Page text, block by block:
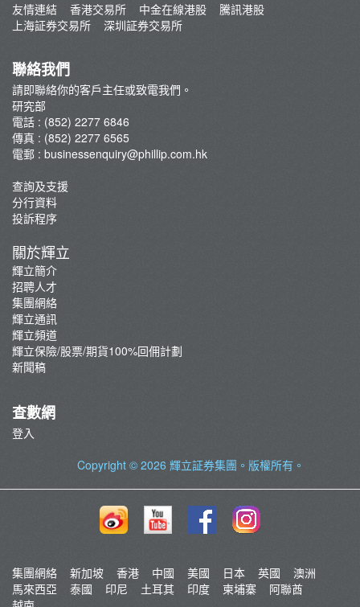
交易員評論
友情連結
香港交易所 中金在線港股
騰訊港股
上海証券交易所
深圳証券交易所
聯絡我們
請即聯絡你的客戶主任或致電我們。
研究部
電話 : (852) 2277 6846
傳真 : (852) 2277 6565
電郵 : businessenquiry@phillip.com.hk
查詢及支援
分行資料
投訴程序
關於輝立
輝立簡介
招聘人才
集團網絡
輝立通訊
輝立頻道
輝立保險/股票/期貨100%回佣計劃
新聞稿
查數網
登入
Copyright © 2026 輝立証券集團 。版權所有。
集團網絡 新加坡 香港 中國 美國 日本 英國
澳洲
馬來西亞
泰國 印尼 土耳其 印度 柬埔寨
阿聯酋